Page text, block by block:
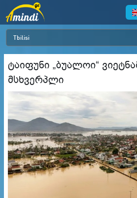
ტაიფუნი „ბუალოი“
მსხვერპლი